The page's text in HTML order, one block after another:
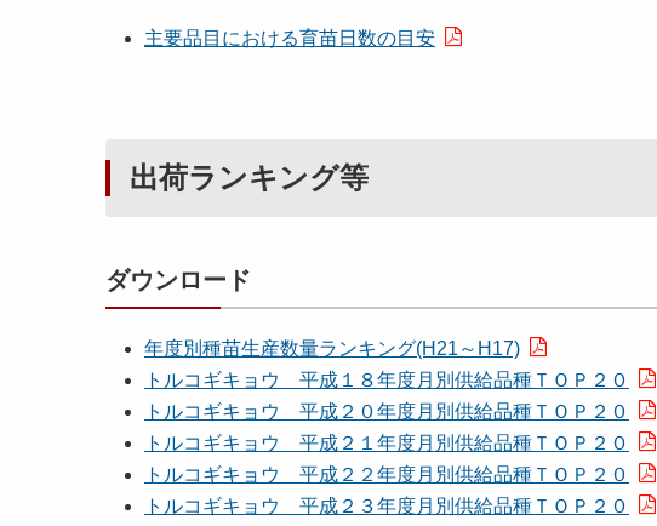
主要品目における育苗日数の目安
出荷ランキング等
ダウンロード
年度別種苗生産数量ランキング(H21～H17)
トルコギキョウ 平成１８年度月別供給品種ＴＯＰ２０
トルコギキョウ 平成２０年度月別供給品種ＴＯＰ２０
トルコギキョウ 平成２１年度月別供給品種ＴＯＰ２０
トルコギキョウ 平成２２年度月別供給品種ＴＯＰ２０
トルコギキョウ 平成２３年度月別供給品種ＴＯＰ２０